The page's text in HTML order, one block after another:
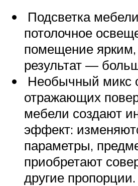
Подсветка
потолочное
помещение ярким,
результат —
Необычный микс
отражающих
мебели создают
эффект:
параметры,
приобретают
другие пропорции.